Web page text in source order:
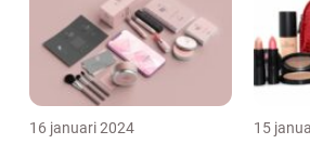
16 januari 2024 15